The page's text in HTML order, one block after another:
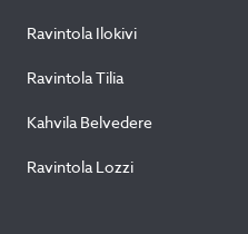
Ravintola Ilokivi
Ravintola Tilia
Kahvila Belvedere
Ravintola Lozzi